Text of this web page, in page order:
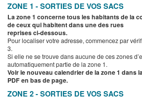
ZONE 1 - SORTIES DE VOS SACS
​La zone 1 concerne tous les habitants de la
de ceux qui habitent dans une des rues
reprises ci-dessous.
Pour localiser votre adresse, commencez par
3.
Si elle ne se trouve dans aucune de ces zones
automatiquement partie de la zone 1.
Voir le nouveau calendrier de la zone 1 dans
PDF en bas de page.
ZONE 2 - SORTIES DE VOS SACS